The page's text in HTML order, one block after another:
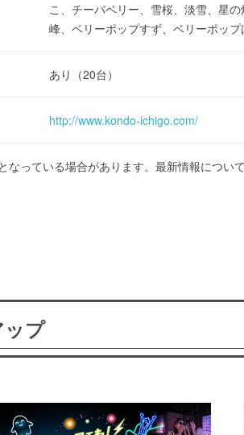
こ、チーバベリー、雪桜、淡雪、星
峰、ベリーポップすず、ベリーポッ
あり（20台）
http://www.kondo-ichigo.com/
なっている場合があります。最新情報につい
ップ